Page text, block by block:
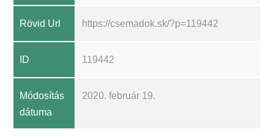
Rövid Url https://csemadok.sk/?p=119442
ID 119442
Módosítás
dátuma
2020. február 19.